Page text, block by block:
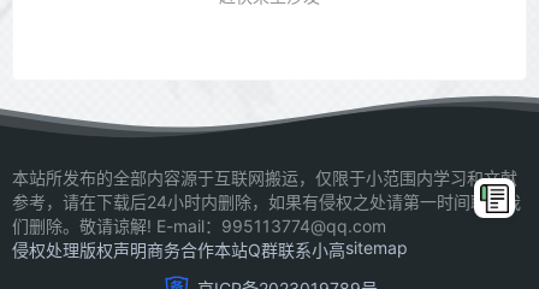
本站所发布的全部内容源于互联网搬运，仅限于小范围内学习和文献
参考，请在下载后24小时内删除，如果有侵权之处请第一时间联系我
们删除。敬请谅解! E-mail：995113774@qq.com
侵权处理版权声明商务合作本站Q群联系小高sitemap